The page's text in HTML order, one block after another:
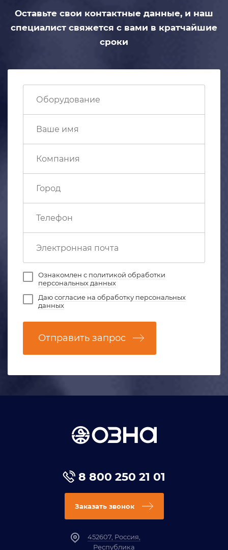
Оставьте свои контактные данные, и наш
специалист свяжется с вами в кратчайшие
сроки
Ознакомлен с политикой обработки
персональных данных
Даюсогласие на обработку персональных
данных
Отправить запрос
8 800 250 21 01
Заказать звонок
452607, Россия,
Республика